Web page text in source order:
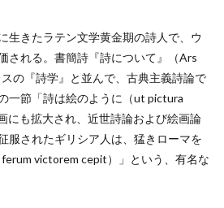
生きたラテン文学黄金期の詩人で、ウ
される。書簡詩『詩について』（Ars
の『詩学』と並んで、古典主義詩論で
一節「詩は絵のように（ut pictura
にも拡大され、近世詩論および絵画論
服されたギリシア人は、猛きローマを
victorem cepit）」という、有名な